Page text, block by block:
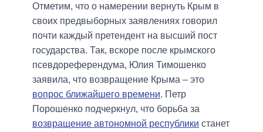
Отметим, что о намерении вернуть Крым в
своих предвыборных заявлениях говорил
почти каждый претендент на высший пост
государства. Так, вскоре после крымского
псевдореферендума, Юлия Тимошенко
заявила, что возвращение Крыма – это
вопрос ближайшего времени. Петр
Порошенко подчеркнул, что борьба за
возвращение автономной республики станет